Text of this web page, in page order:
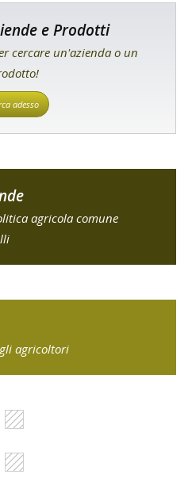
e Prodotti
cercare un'azienda o un
adesso
agricola comune
agricoltori